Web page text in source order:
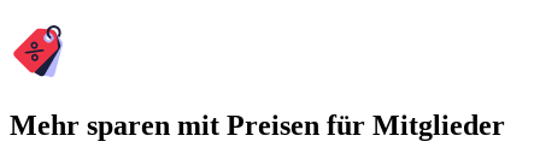
Mehr sparen mit Preisen für Mitglieder